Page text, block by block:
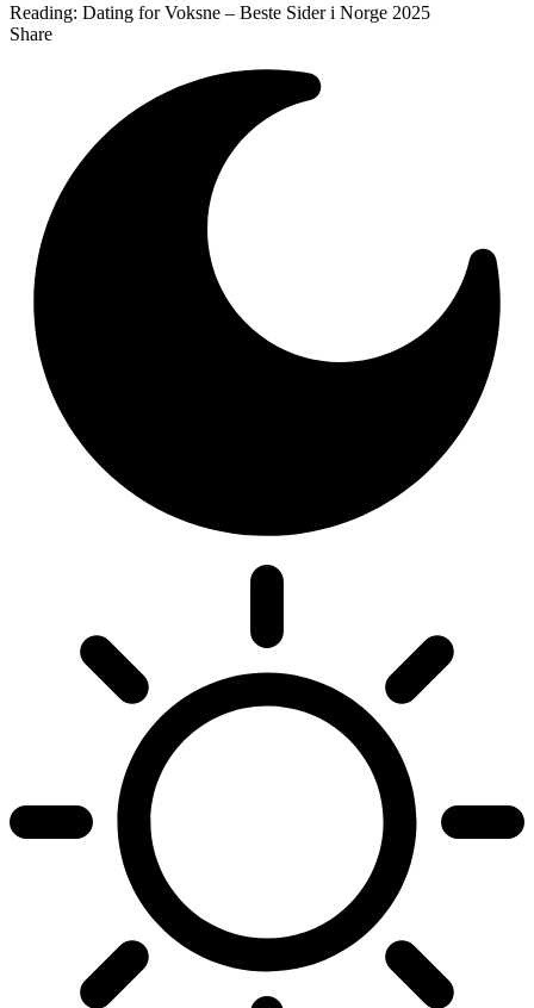
Reading: Dating for Voksne – Beste Sider i Norge 2025
Share